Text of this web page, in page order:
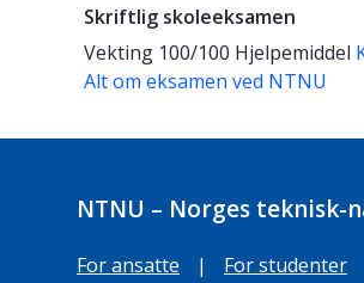
Skriftlig skoleeksamen
Vekting 100/100 Hjelpemiddel
Alt om eksamen ved NTNU
NTNU – Norges
For ansatte | For studenter